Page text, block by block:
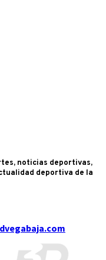
noticias deportivas,
deportiva de la